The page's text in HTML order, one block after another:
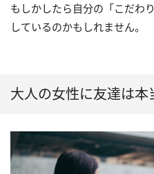
もしかしたら自分の「こだわ
しているのかもしれません。
大人の女性に友達は本